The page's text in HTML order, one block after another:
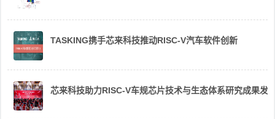
TASKING携手芯来科技推动RISC-V汽车软件创新
芯来科技助力RISC-V车规芯片技术与生态体系研究成果发